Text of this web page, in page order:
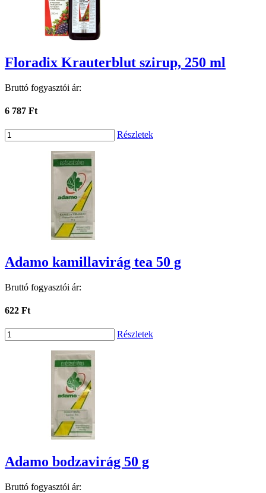
Floradix Krauterblut szirup, 250 ml
Bruttó fogyasztói ár:
6 787 Ft
Részletek
Adamo kamillavirág tea 50 g
Bruttó fogyasztói ár:
622 Ft
Részletek
Adamo bodzavirág 50 g
Bruttó fogyasztói ár: